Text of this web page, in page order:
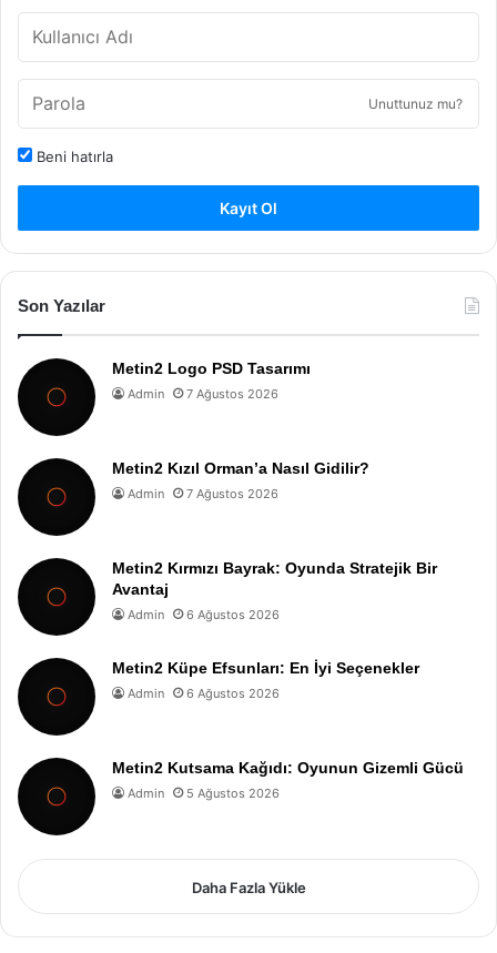
Unuttunuz mu?
Beni hatırla
Kayıt Ol
Son Yazılar
Metin2 Logo PSD Tasarımı
Admin 7 Ağustos 2026
Metin2 Kızıl Orman’a Nasıl Gidilir?
Admin 7 Ağustos 2026
Metin2 Kırmızı Bayrak: Oyunda Stratejik Bir
Avantaj
Admin 6 Ağustos 2026
Metin2 Küpe Efsunları: En İyi Seçenekler
Admin 6 Ağustos 2026
Metin2 Kutsama Kağıdı: Oyunun Gizemli Gücü
Admin 5 Ağustos 2026
Daha Fazla Yükle